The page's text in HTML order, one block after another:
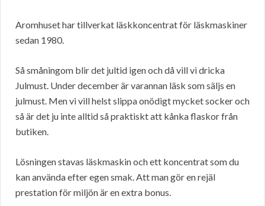
Aromhuset har tillverkat läskkoncentrat för läskmaskiner
sedan 1980.
Så småningom blir det jultid igen och då vill vi dricka
Julmust. Under december är varannan läsk som säljs en
julmust. Men vi vill helst slippa onödigt mycket socker och
så är det ju inte alltid så praktiskt att kånka flaskor från
butiken.
Lösningen stavas läskmaskin och ett koncentrat som du
kan använda efter egen smak. Att man gör en rejäl
prestation för miljön är en extra bonus.